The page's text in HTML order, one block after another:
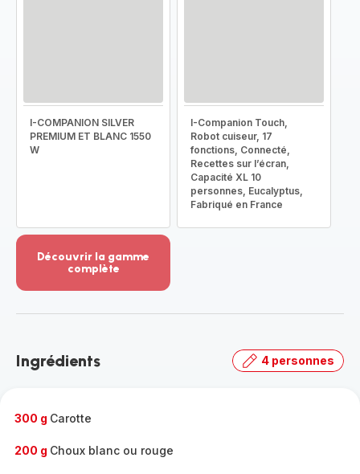
I-COMPANION SILVER
PREMIUM ET BLANC 1550
W
I-Companion Touch,
Robot cuiseur, 17
fonctions, Connecté,
Recettes sur l’écran,
Capacité XL 10
personnes, Eucalyptus,
Fabriqué en France
Découvrir la gamme
complète
-
gamme
Ingrédients 4 personnes
300 g Carotte
200 g Choux blanc ou rouge